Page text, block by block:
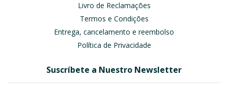
Livro de Reclamações
Termos e Condições
Entrega, cancelamento e reembolso
Política de Privacidade
Suscríbete a Nuestro Newsletter